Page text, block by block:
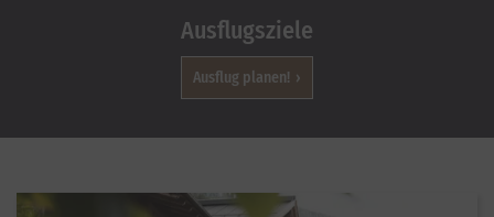
Ausflugsziele
Ausflug planen!